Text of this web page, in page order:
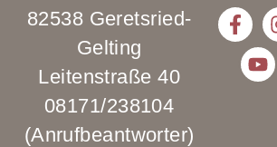
82538 Geretsried-
Gelting
Leitenstraße 40
08171/238104
(Anrufbeantworter)